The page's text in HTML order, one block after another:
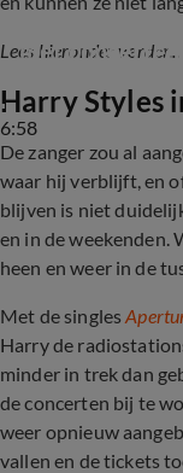
Lees hieronder verder...
6:58
Harry Styles
met
Harry Styles
De zanger zou al
waar hij verblijft, en
blijven is niet
en in de weekenden.
heen en weer in de
Met de singles
Harry de
minder in trek dan
de concerten bij te
weer opnieuw
vallen en de tickets